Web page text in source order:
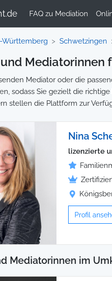
FAQ zu Mediation
Württemberg Schwetzingen
Mediatorinnen
Mediator oder die
sodass Sie gezielt die
stellen die Plattform zur
Nina
lizenzierte
Profil
Mediatorinnen im